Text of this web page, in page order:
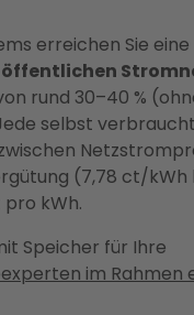
erreichen Sie eine
rund 30–40 %
selbst
(7,78 ct/kWh
kWh.
Speicher für Ihre
im Rahmen